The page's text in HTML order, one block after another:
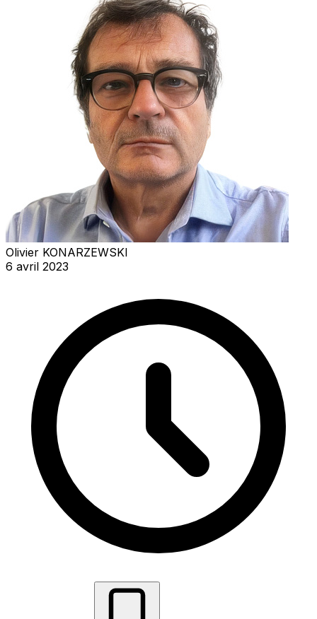
Olivier KONARZEWSKI
6 avril 2023